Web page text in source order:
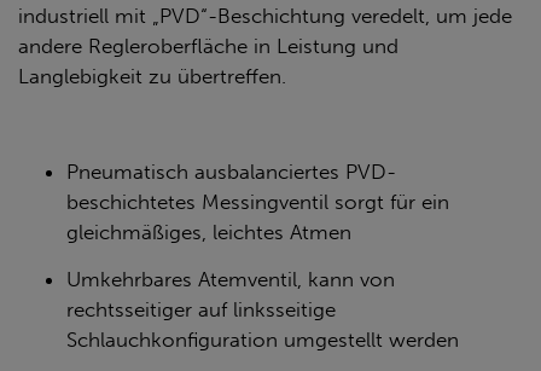
industriell mit „PVD“-Beschichtung veredelt, um jede
andere Regleroberfläche in Leistung und
Langlebigkeit zu übertreffen.
Pneumatisch ausbalanciertes PVD-
beschichtetes Messingventil sorgt für ein
gleichmäßiges, leichtes Atmen
Umkehrbares Atemventil, kann von
rechtsseitiger auf linksseitige
Schlauchkonfiguration umgestellt werden